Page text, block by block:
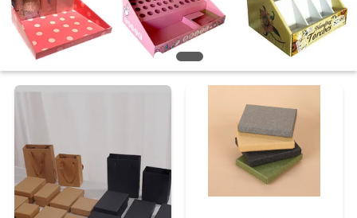
ΠΕΡΊΠΟΥ
ΕΜΕΊΣ
ΕΡΓΟΣΤΑΣΊΩΝ
ΠΟΙΟΤΙΚΌΣ